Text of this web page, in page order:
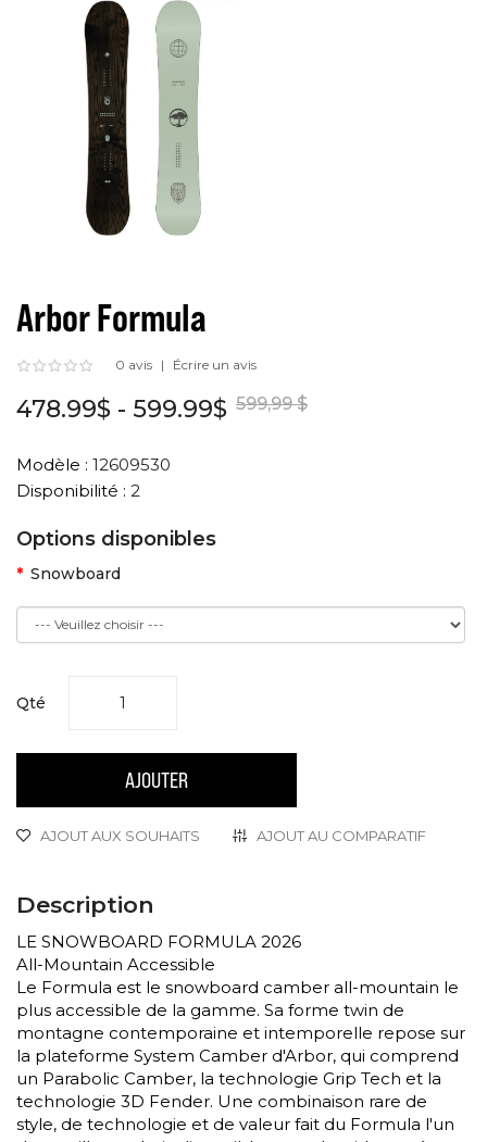
Arbor Formula
0 avis Écrire un avis
478.99$ - 599.99$ 599,99 $
Modèle : 12609530
Disponibilité : 2
Options disponibles
Snowboard
Qté
AJOUTER
AJOUT AUX SOUHAITS AJOUT AU COMPARATIF
Description
LE SNOWBOARD FORMULA 2026
All-Mountain Accessible
Le Formula est le snowboard camber all-mountain le
plus accessible de la gamme. Sa forme twin de
montagne contemporaine et intemporelle repose sur
la plateforme System Camber d'Arbor, qui comprend
un Parabolic Camber, la technologie Grip Tech et la
technologie 3D Fender. Une combinaison rare de
style, de technologie et de valeur fait du Formula l'un